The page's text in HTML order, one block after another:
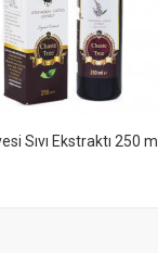
Sıvı Ekstraktı 250 ml